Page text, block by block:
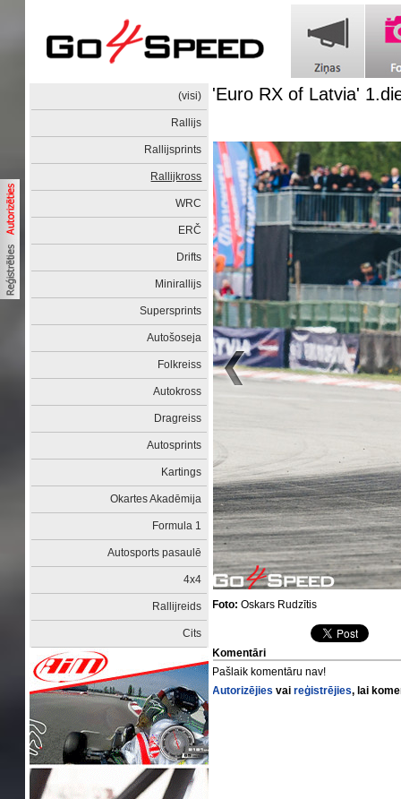
(visi)
Rallijs
Rallijsprints
Rallijkross
WRC
ERČ
Drifts
Minirallijs
Supersprints
Autošoseja
Folkreiss
Autokross
Dragreiss
Autosprints
Kartings
Okartes Akadēmija
Formula 1
Autosports pasaulē
4x4
Rallijreids
Cits
'Euro RX of Latvia'
Foto: Oskars Rudzītis
Komentāri
Pašlaik komentāru nav!
Autorizējies vaireģistrējies, lai